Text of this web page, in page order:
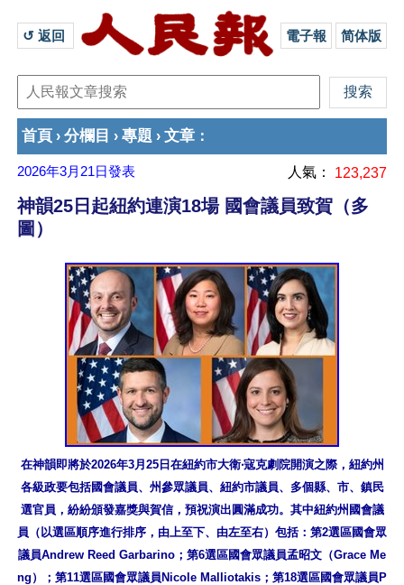
↺ 返回 電子報 简体版
首頁 › 分欄目 › 專題 › 文章 ：
2026年3月21日發表 人氣： 123,237
神韻25日起紐約連演18場 國會議員致賀（多
圖）
在神韻即將於2026年3月25日在紐約市大衛‧寇克劇院開演之際，紐約州
各級政要包括國會議員、州參眾議員、紐約市議員、多個縣、市、鎮民
選官員，紛紛頒發嘉獎與賀信，預祝演出圓滿成功。其中紐約州國會議
員（以選區順序進行排序，由上至下、由左至右）包括：第2選區國會眾
議員Andrew Reed Garbarino；第6選區國會眾議員孟昭文（Grace Me
ng）；第11選區國會眾議員Nicole Malliotakis；第18選區國會眾議員P